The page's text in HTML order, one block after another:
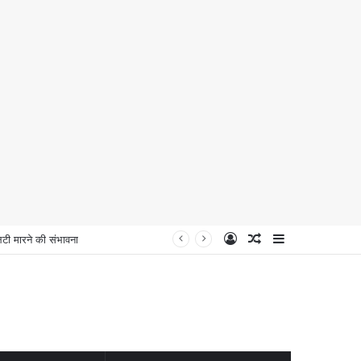
मारने की संभावना
Random
Log